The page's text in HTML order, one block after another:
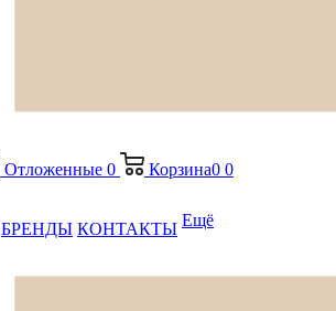
Отложенные 0 Корзина0 0
БРЕНДЫ КОНТАКТЫ Ещё